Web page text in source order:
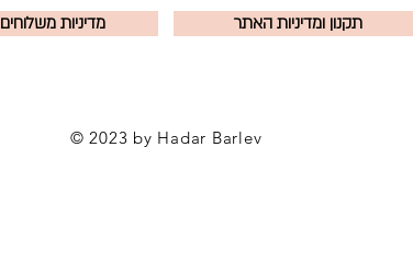
מדיניות משלוחים תקנון ומדיניות האתר
© 2023 by Hadar Barlev